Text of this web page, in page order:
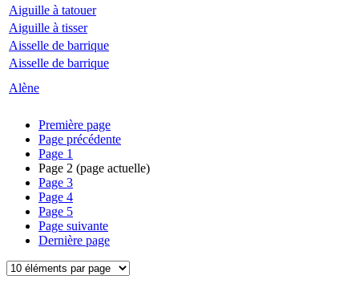
Aiguille à tatouer
Aiguille à tisser
Aisselle de barrique
Aisselle de barrique
Alène
Première page
Page précédente
Page 1
Page 2 (page actuelle)
Page 3
Page 4
Page 5
Page suivante
Dernière page